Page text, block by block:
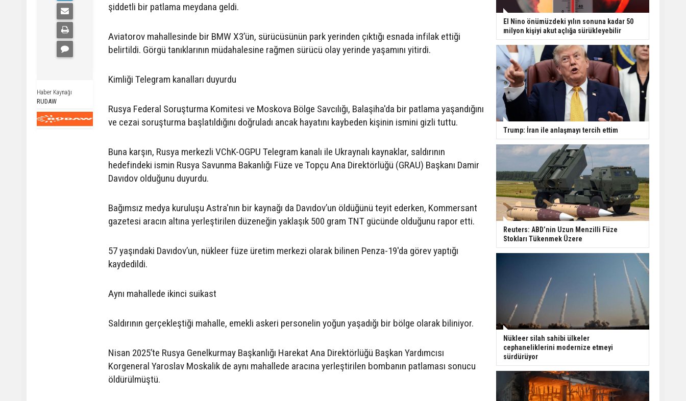
Haber Kaynağı
RUDAW
şiddetli bir patlama meydana geldi.
Aviatorov mahallesinde bir BMW X3’ün, sürücüsünün park yerinden çıktığı esnada infilak ettiği
belirtildi. Görgü tanıklarının müdahalesine rağmen sürücü olay yerinde yaşamını yitirdi.
Kimliği Telegram kanalları duyurdu
Rusya Federal Soruşturma Komitesi ve Moskova Bölge Savcılığı, Balaşiha'da bir patlama yaşandığını
ve cezai soruşturma başlatıldığını doğruladı ancak hayatını kaybeden kişinin ismini gizli tuttu.
Buna karşın, Rusya merkezli VChK-OGPU Telegram kanalı ile Ukraynalı kaynaklar, saldırının
hedefindeki ismin Rusya Savunma Bakanlığı Füze ve Topçu Ana Direktörlüğü (GRAU) Başkanı Damir
Davıdov olduğunu duyurdu.
Bağımsız medya kuruluşu Astra'nın bir kaynağı da Davıdov’un öldüğünü teyit ederken, Kommersant
gazetesi aracın altına yerleştirilen düzeneğin yaklaşık 500 gram TNT gücünde olduğunu rapor etti.
57 yaşındaki Davıdov’un, nükleer füze üretim merkezi olarak bilinen Penza-19'da görev yaptığı
kaydedildi.
Aynı mahallede ikinci suikast
Saldırının gerçekleştiği mahalle, emekli askeri personelin yoğun yaşadığı bir bölge olarak biliniyor.
Nisan 2025’te Rusya Genelkurmay Başkanlığı Harekat Ana Direktörlüğü Başkan Yardımcısı
Korgeneral Yaroslav Moskalik de aynı mahallede aracına yerleştirilen bombanın patlaması sonucu
öldürülmüştü.
El Nino önümüzdeki yılın sonuna kadar 50
milyon kişiyi akut açlığa sürükleyebilir
Trump: İran ile anlaşmayı tercih ettim
Reuters: ABD’nin Uzun Menzilli Füze
Stokları Tükenmek Üzere
Nükleer silah sahibi ülkeler
cephaneliklerini modernize etmeyi
sürdürüyor